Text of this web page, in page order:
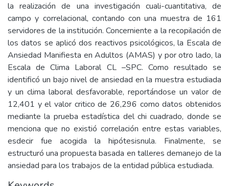
la realización de una investigación cuali-cuantitativa, de
campo y correlacional, contando con una muestra de 161
servidores de la institución. Concerniente a la recopilación de
los datos se aplicó dos reactivos psicológicos, la Escala de
Ansiedad Manifiesta en Adultos (AMAS) y por otro lado, la
Escala de Clima Laboral CL –SPC. Como resultado se
identificó un bajo nivel de ansiedad en la muestra estudiada
y un clima laboral desfavorable, reportándose un valor de
12,401 y el valor critico de 26,296 como datos obtenidos
mediante la prueba estadística del chi cuadrado, donde se
menciona que no existió correlación entre estas variables,
esdecir fue acogida la hipótesisnula. Finalmente, se
estructuró una propuesta basada en talleres demanejo de la
ansiedad para los trabajos de la entidad pública estudiada.